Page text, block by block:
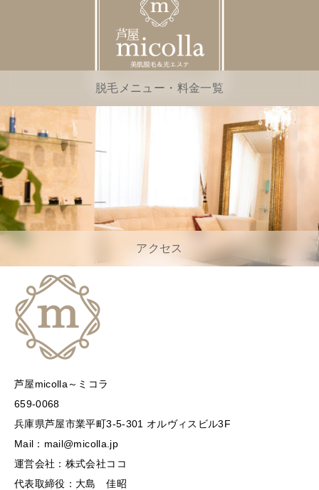
脱毛メニュー・料金一覧
アクセス
芦屋micolla～ミコラ
659-0068
兵庫県芦屋市業平町3-5-301 オルヴィスビル3F
Mail：mail@micolla.jp
運営会社：株式会社ココ
代表取締役：大島 佳昭